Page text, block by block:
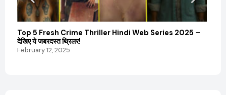
Top 5 Fresh Crime Thriller Hindi Web Series 2025 –
देखिए ये जबरदस्त थ्रिलर!
February 12, 2025